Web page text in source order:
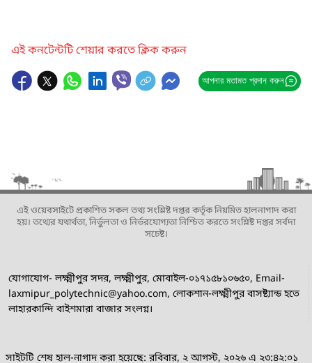
এই কনটেন্টটি শেয়ার করতে ক্লিক করুন
আপনার মতামত প্রদান করুন
এই ওয়েবসাইটে প্রকাশিত সকল তথ্য সংশ্লিষ্ট দপ্তর কর্তৃক নিয়মিত হালনাগাদ করা
হয়। তথ্যের যথার্থতা, নির্ভুলতা ও নির্ভরযোগ্যতা নিশ্চিত করতে সংশ্লিষ্ট দপ্তর সর্বদা
সচেষ্ট।
যোগাযোগ- লক্ষ্মীপুর সদর, লক্ষ্মীপুর, মোবাইল-০১৭১৫৮১০৬৫০, Email-
laxmipur_polytechnic@yahoo.com, লোকশান-লক্ষ্মীপুর বাসষ্ট্যান্ড হতে
লাহারকান্দি বাইশমারা বাজার সংলগ্ন।
সাইটটি শেষ হাল-নাগাদ করা হয়েছে: রবিবার, ২ আগস্ট, ২০২৬ এ ২৩:৪২:০১